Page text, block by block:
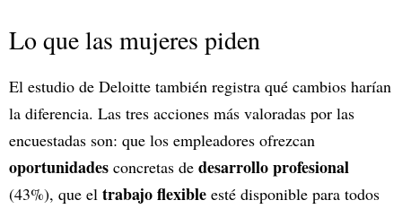
Lo que las mujeres piden
El estudio de Deloitte también registra qué cambios harían
la diferencia. Las tres acciones más valoradas por las
encuestadas son: que los empleadores ofrezcan
oportunidades concretas de desarrollo profesional
(43%), que el trabajo flexible esté disponible para todos